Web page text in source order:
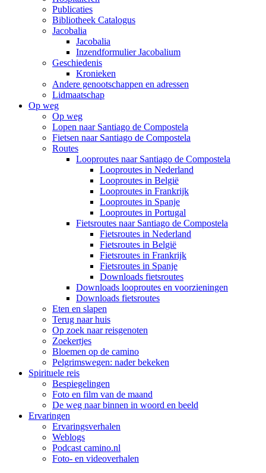
Publicaties
Bibliotheek Catalogus
Jacobalia
Jacobalia
Inzendformulier Jacobalium
Geschiedenis
Kronieken
Andere genootschappen en adressen
Lidmaatschap
Op weg
Op weg
Lopen naar Santiago de Compostela
Fietsen naar Santiago de Compostela
Routes
Looproutes naar Santiago de Compostela
Looproutes in Nederland
Looproutes in België
Looproutes in Frankrijk
Looproutes in Spanje
Looproutes in Portugal
Fietsroutes naar Santiago de Compostela
Fietsroutes in Nederland
Fietsroutes in België
Fietsroutes in Frankrijk
Fietsroutes in Spanje
Downloads fietsroutes
Downloads looproutes en voorzieningen
Downloads fietsroutes
Eten en slapen
Terug naar huis
Op zoek naar reisgenoten
Zoekertjes
Bloemen op de camino
Pelgrimswegen: nader bekeken
Spirituele reis
Bespiegelingen
Foto en film van de maand
De weg naar binnen in woord en beeld
Ervaringen
Ervaringsverhalen
Weblogs
Podcast camino.nl
Foto- en videoverhalen